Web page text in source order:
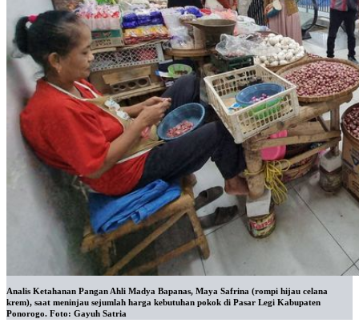
Analis Ketahanan Pangan Ahli Madya Bapanas, Maya Safrina (rompi hijau celana
krem), saat meninjau sejumlah harga kebutuhan pokok di Pasar Legi Kabupaten
Ponorogo. Foto: Gayuh Satria